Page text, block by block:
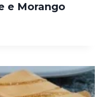
e Morango